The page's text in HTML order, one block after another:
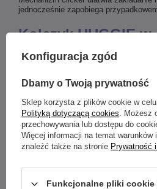
jednocześnie zapobiega
Kolczyk HUGGIE w
Crazyneedles
Jeśli szukasz biżuterii, która łączy
designem, kolczyk czarny będzie
propozycja dla osób ceniących
podkreślają indywidualny styl.
kolczyk, który najlepiej odzwierciedla
Crazyneedles znajdziesz szeroki
do Twojego gustu.
Konfiguracja zgód
Dbamy o Twoją prywatność
Sklep korzysta z plików cookie w
Polityką dotyczącą cookies. Możesz
przechowywania lub dostępu do
Więcej informacji na temat warunków
znaleźć także na stronie Prywatność
Funkcjonalne pliki cookie